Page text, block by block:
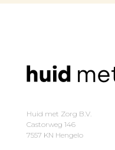
Huid met Zorg B.V.
Castorweg 146
7557 KN Hengelo